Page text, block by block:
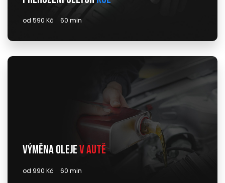
od 590 Kč 60 min
Výměna oleje v autě
od 990 Kč 60 min